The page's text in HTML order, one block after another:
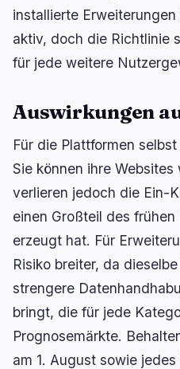
installierte
aktiv, doch die Richtlinie
für jede weitere
Auswirkungen
Für die Plattformen
Sie können ihre
verlieren jedoch die Ein-
einen Großteil des
erzeugt hat. Für
Risiko breiter, da
strengere
bringt, die für jede
Prognosemärkte.
am 1. August sowie